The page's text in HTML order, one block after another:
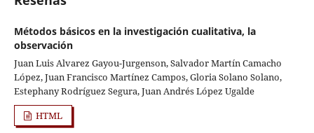
Métodos básicos en la investigación cualitativa, la
observación
Juan Luis Alvarez Gayou-Jurgenson, Salvador Martín Camacho
López, Juan Francisco Martínez Campos, Gloria Solano Solano,
Estephany Rodríguez Segura, Juan Andrés López Ugalde
HTML